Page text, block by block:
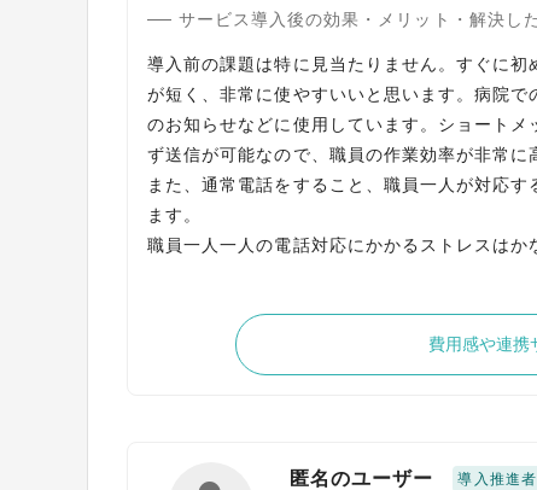
サービス導入後の効果・メリット・解決し
導入前の課題は特に見当たりません。すぐに
が短く、非常に使やすいいと思います。病院
のお知らせなどに使用しています。ショート
ず送信が可能なので、職員の作業効率が非常に
また、通常電話をすること、職員一人が対応
ます。
職員一人一人の電話対応にかかるストレスはか
費用感や連携
匿名のユーザー 導入推進者